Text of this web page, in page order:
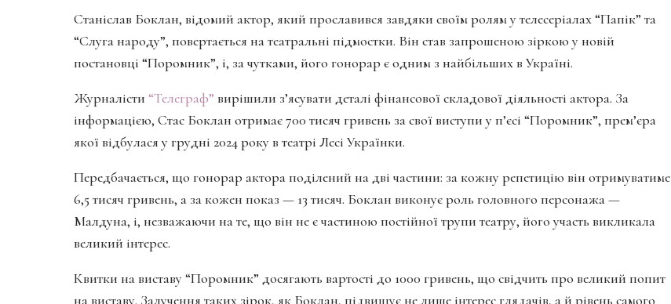
Станіслав Боклан, відомий актор, який прославився завдяки своїм ролям у телесеріалах “Папік” та
“Слуга народу”, повертається на театральні підмостки. Він став запрошеною зіркою у новій
постановці “Поромник”, і, за чутками, його гонорар є одним з найбільших в Україні.
Журналісти “Телеграф” вирішили з’ясувати деталі фінансової складової діяльності актора. За
інформацією, Стас Боклан отримає 700 тисяч гривень за свої виступи у п’єсі “Поромник”, прем’єра
якої відбулася у грудні 2024 року в театрі Лесі Українки.
Передбачається, що гонорар актора поділений на дві частини: за кожну репетицію він отримуватиме
6,5 тисяч гривень, а за кожен показ — 13 тисяч. Боклан виконує роль головного персонажа —
Малдуна, і, незважаючи на те, що він не є частиною постійної трупи театру, його участь викликала
великий інтерес.
Квитки на виставу “Поромник” досягають вартості до 1000 гривень, що свідчить про великий попит
на виставу. Залучення таких зірок, як Боклан, підвищує не лише інтерес глядачів, а й рівень самого